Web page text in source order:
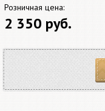
Розничная цена:
2 350 руб.
В